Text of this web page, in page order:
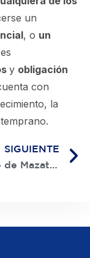
un
, o un
y obligación
con
la
SIGUIENTE
Gobierno de Mazatlán, Jumapam y Redpetroil refuerzan campaña “Yo Reciclo mi Aceite”